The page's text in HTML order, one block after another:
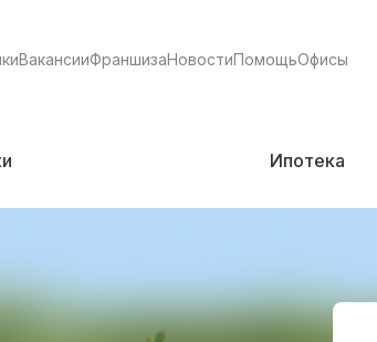
ВакансииФраншизаНовостиПомощьОфисы
Ипотека